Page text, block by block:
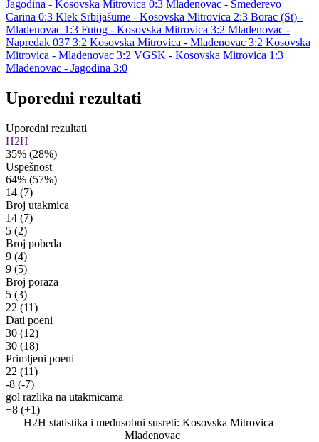
Jagodina - Kosovska Mitrovica 0:3 Mladenovac - Smederevo
Carina 0:3 Klek Srbijašume - Kosovska Mitrovica 2:3 Borac (St) -
Mladenovac 1:3 Futog - Kosovska Mitrovica 3:2 Mladenovac -
Napredak 037 3:2 Kosovska Mitrovica - Mladenovac 3:2 Kosovska
Mitrovica - Mladenovac 3:2 VGSK - Kosovska Mitrovica 1:3
Mladenovac - Jagodina 3:0
Uporedni rezultati
Uporedni rezultati
H2H
35% (28%)
Uspešnost
64% (57%)
14 (7)
Broj utakmica
14 (7)
5 (2)
Broj pobeda
9 (4)
9 (5)
Broj poraza
5 (3)
22 (11)
Dati poeni
30 (12)
30 (18)
Primljeni poeni
22 (11)
-8 (-7)
gol razlika na utakmicama
+8 (+1)
H2H statistika i međusobni susreti: Kosovska Mitrovica –
Mladenovac